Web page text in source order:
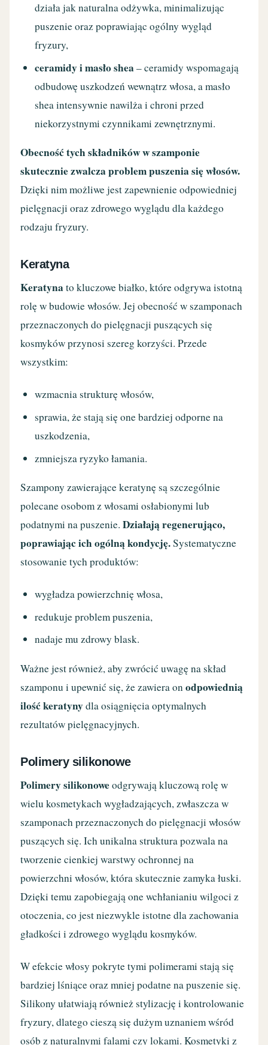
działa jak naturalna odżywka, minimalizując
puszenie oraz poprawiając ogólny wygląd
fryzury,
ceramidy i masło shea – ceramidy wspomagają
odbudowę uszkodzeń wewnątrz włosa, a masło
shea intensywnie nawilża i chroni przed
niekorzystnymi czynnikami zewnętrznymi.
Obecność tych składników w szamponie
skutecznie zwalcza problem puszenia się włosów.
Dzięki nim możliwe jest zapewnienie odpowiedniej
pielęgnacji oraz zdrowego wyglądu dla każdego
rodzaju fryzury.
Keratyna
Keratyna to kluczowe białko, które odgrywa istotną
rolę w budowie włosów. Jej obecność w szamponach
przeznaczonych do pielęgnacji puszących się
kosmyków przynosi szereg korzyści. Przede
wszystkim:
wzmacnia strukturę włosów,
sprawia, że stają się one bardziej odporne na
uszkodzenia,
zmniejsza ryzyko łamania.
Szampony zawierające keratynę są szczególnie
polecane osobom z włosami osłabionymi lub
podatnymi na puszenie.Działają regenerująco,
poprawiając ich ogólną kondycję.Systematyczne
stosowanie tych produktów:
wygładza powierzchnię włosa,
redukuje problem puszenia,
nadaje mu zdrowy blask.
Ważne jest również, aby zwrócić uwagę na skład
szamponu i upewnić się, że zawiera onodpowiednią
ilość keratynydla osiągnięcia optymalnych
rezultatów pielęgnacyjnych.
Polimery silikonowe
Polimery silikonoweodgrywają kluczową rolę w
wielu kosmetykach wygładzających, zwłaszcza w
szamponach przeznaczonych do pielęgnacji włosów
puszących się. Ich unikalna struktura pozwala na
tworzenie cienkiej warstwy ochronnej na
powierzchni włosów, która skutecznie zamyka łuski.
Dzięki temu zapobiegają one wchłanianiu wilgoci z
otoczenia, co jest niezwykle istotne dla zachowania
gładkości i zdrowego wyglądu kosmyków.
W efekcie włosy pokryte tymi polimerami stają się
bardziej lśniące oraz mniej podatne na puszenie się.
Silikony ułatwiają również stylizację i kontrolowanie
fryzury, dlatego cieszą się dużym uznaniem wśród
osób z naturalnymi falami czy lokami. Kosmetyki z